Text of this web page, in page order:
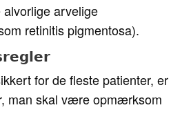
arvelige
retinitis pigmentosa).
for de fleste patienter, er
man skal være opmærksom